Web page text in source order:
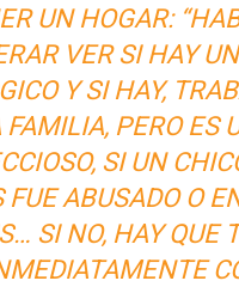
UN HOGAR:
VER SI HAY
Y SI HAY,
FAMILIA, PERO ES
SI UN
FUE ABUSADO O
SI NO, HAY QUE